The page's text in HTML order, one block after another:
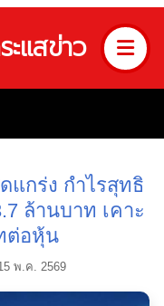
ะแสข่าว
แกร่ง กำไรสุทธิ
ล้านบาท เคาะ
ต่อหุ้น
พ.ค. 2569